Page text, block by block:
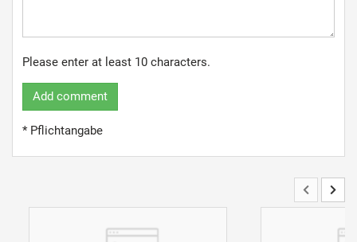
Please enter at least 10 characters.
Add comment
* Pflichtangabe